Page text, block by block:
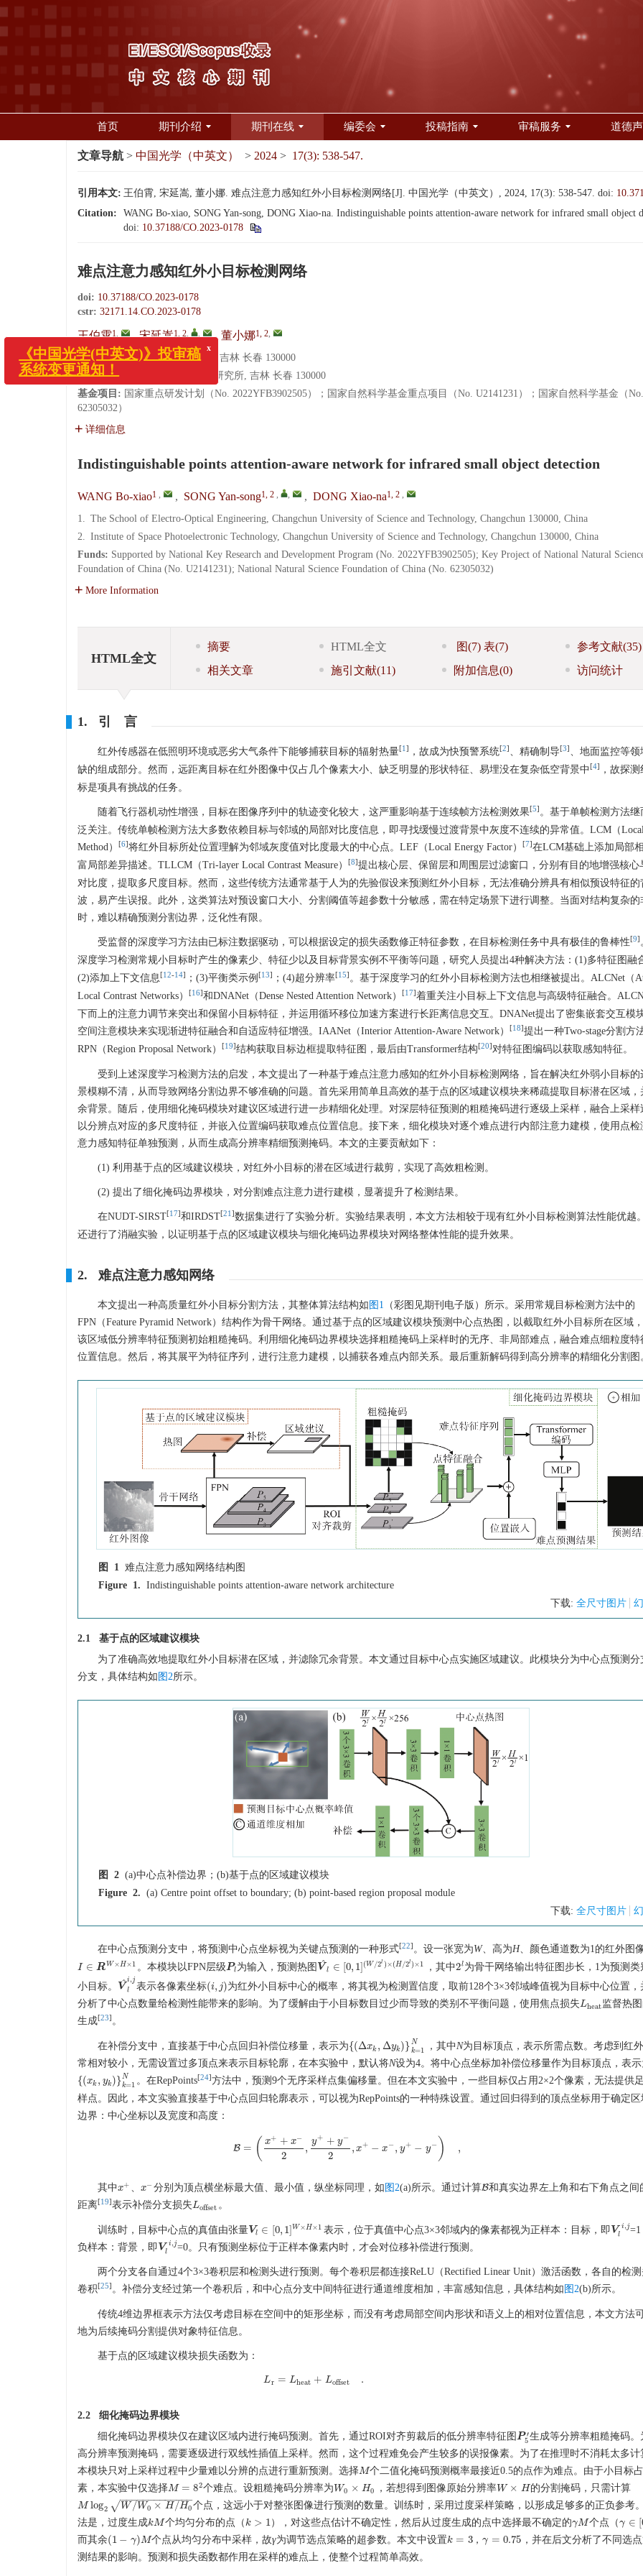
首页 期刊介绍 期刊在线 编委会 投稿指南 审稿服务 道德
文章导航 > 中国光学（中英文） > 2024 > 17(3): 538-547.
引用本文: 王伯霄, 宋延嵩, 董小娜. 难点注意力感知红外小目标检测网络[J]. 中国光学（中英文）, 2024, 17(3): 538-547. doi:
Citation:
WANG Bo-xiao, SONG Yan-song, DONG Xiao-na. Indistinguishable points attention-aware network for infrared small object
doi: 10.37188/CO.2023-0178
难点注意力感知红外小目标检测网络
doi: 10.37188/CO.2023-0178
cstr: 32171.14.CO.2023-0178
王伯霄1, , 宋延嵩1, 2, , , 董小娜1, 2,
1. 长春理工大学 光电工程学院, 吉林 长春 130000
2. 长春理工大学 空间光电技术研究所, 吉林 长春 130000
基金项目: 国家重点研发计划（No. 2022YFB3902505）；国家自然科学基金重点项目（No. U2141231）；国家自然科学基金（No.
62305032）
详细信息
Indistinguishable points attention-aware network for infrared small object detection
WANG Bo-xiao1 , , SONG Yan-song1, 2 , , , DONG Xiao-na1, 2 ,
1. The School of Electro-Optical Engineering, Changchun University of Science and Technology, Changchun 130000, China
2. Institute of Space Photoelectronic Technology, Changchun University of Science and Technology, Changchun 130000, China
Funds: Supported by National Key Research and Development Program (No. 2022YFB3902505); Key Project of National Natural
Foundation of China (No. U2141231); National Natural Science Foundation of China (No. 62305032)
More Information
HTML全文
摘要 HTML全文 图(7) 表(7) 参考文献(35)
相关文章
施引文献(11) 附加信息(0) 访问统计
1. 引 言
红外传感器在低照明环境或恶劣大气条件下能够捕获目标的辐射热量[1 ] ，故成为快预警系统[2] 、精确制导[3] 、地面监控等领
缺的组成部分。然而，远距离目标在红外图像中仅占几个像素大小、缺乏明显的形状特征、易埋没在复杂低空背景中 [4]
，故探
标是项具有挑战的任务。
随着飞行器机动性增强，目标在图像序列中的轨迹变化较大，这严重影响基于连续帧方法检测效果[5] 。基于单帧检测方法继
泛关注。传统单帧检测方法大多数依赖目标与邻域的局部对比度信息，即寻找缓慢过渡背景中灰度不连续的异常值。LCM（
Method）
[6]将红外目标所处位置理解为邻域灰度值对比度最大的中心点。LEF（Local Energy Factor） [7]在LCM基础上添加局部
富局部差异描述。TLLCM（Tri-layer Local Contrast Measure）
[8]提出核心层、保留层和周围层过滤窗口，分别有目的地增强核心
对比度，提取多尺度目标。然而，这些传统方法通常基于人为的先验假设来预测红外小目标，无法准确分辨具有相似预设特征的
波，易产生误报。此外，这类算法对预设窗口大小、分割阈值等超参数十分敏感，需在特定场景下进行调整。当面对结构复杂的
时，难以精确预测分割边界，泛化性有限。
受监督的深度学习方法由已标注数据驱动，可以根据设定的损失函数修正特征参数，在目标检测任务中具有极佳的鲁棒性[9]
深度学习检测常规小目标时产生的像素少、特征少以及目标背景实例不平衡等问题，研究人员提出4种解决方法：(1)多特征图融
(2)添加上下文信息[12-14] ；(3)平衡类示例 [13] ；(4)超分辨率[15] 。基于深度学习的红外小目标检测方法也相继被提出。ALCNet（
Local Contrast Networks）
[16]和DNANet（Dense Nested Attention Network） [17]着重关注小目标上下文信息与高级特征融合。
下而上的注意力调节来突出和保留小目标特征，并运用循环移位加速方案进行长距离信息交互。DNANet提出了密集嵌套交互模
空间注意模块来实现渐进特征融合和自适应特征增强。IAANet（Interior Attention-Aware Network）
[18]提出一种Two-stage分割方
RPN（Region Proposal Network）
[19]结构获取目标边框提取特征图，最后由Transformer结构[20]对特征图编码以获取感知特征。
受到上述深度学习检测方法的启发，本文提出了一种基于难点注意力感知的红外小目标检测网络，旨在解决红外弱小目标的
景模糊不清，从而导致网络分割边界不够准确的问题。首先采用简单且高效的基于点的区域建议模块来稀疏提取目标潜在区域，
余背景。随后，使用细化掩码模块对建议区域进行进一步精细化处理。对深层特征预测的粗糙掩码进行逐级上采样，融合上采样
以分辨点对应的多尺度特征，并嵌入位置编码获取难点位置信息。接下来，细化模块对逐个难点进行内部注意力建模，使用点检
意力感知特征单独预测，从而生成高分辨率精细预测掩码。本文的主要贡献如下：
(1) 利用基于点的区域建议模块，对红外小目标的潜在区域进行裁剪，实现了高效粗检测。
(2) 提出了细化掩码边界模块，对分割难点注意力进行建模，显著提升了检测结果。
在NUDT-SIRST[17]和IRDST[21 ]数据集进行了实验分析。实验结果表明，本文方法相较于现有红外小目标检测算法性能优越
还进行了消融实验，以证明基于点的区域建议模块与细化掩码边界模块对网络整体性能的提升效果。
2. 难点注意力感知网络
本文提出一种高质量红外小目标分割方法，其整体算法结构如 图1 （彩图见期刊电子版）所示。采用常规目标检测方法中的
FPN（Feature Pyramid Network）结构作为骨干网络。通过基于点的区域建议模块预测中心点热图，以截取红外小目标所在区域
该区域低分辨率特征预测初始粗糙掩码。利用细化掩码边界模块选择粗糙掩码上采样时的无序、非局部难点，融合难点细粒度特
位置信息。然后，将其展平为特征序列，进行注意力建模，以捕获各难点内部关系。最后重新解码得到高分辨率的精细化分割图
图 1 难点注意力感知网络结构图
Figure 1. Indistinguishable points attention-aware network architecture
下载: 全尺寸图片
2.1 基于点的区域建议模块
为了准确高效地提取红外小目标潜在区域，并滤除冗余背景。本文通过目标中心点实施区域建议。此模块分为中心点预测分
分支，具体结构如 图2所示。
图 2 (a)中心点补偿边界；(b)基于点的区域建议模块
Figure 2. (a) Centre point offset to boundary; (b) point-based region proposal module
下载: 全尺寸图片
在中心点预测分支中，将预测中心点坐标视为关键点预测的一种形式[22] 。设一张宽为W、高为H、颜色通道数为1的红外图
I ∈ R W× H×1
I∈R W×H×1 。本模块以FPN层级Pl
Pl 为输入，预测热图 V^
l ∈ [0, 1] (W /2l )×(H/2l)×1
V ^ ∈ 0,1] (W/2 l)×(H/2l)× 1，其中2l
2l为骨干网络输出特征图步长，1为预测类
小目标。
V^i , j
l
V^ li ,j
表示各像素坐标(i, j)
(i,j ) 为红外小目标中心的概率，将其视为检测置信度，取前128个3×3邻域峰值视为目标中心位置，
分析了中心点数量给检测性能带来的影响。为了缓解由于小目标数目过少而导致的类别不平衡问题，使用焦点损失Lheat
Lheat监督热
生成[23] 。
在补偿分支中，直接基于中心点回归补偿位移量，表示为{(Δxk , Δyk )} N
k=1
{ (Δxk,Δyk)}k =1 N ，其中N为目标顶点，表示所需点数。考虑到红
常相对较小，无需设置过多顶点来表示目标轮廓，在本实验中，默认将N设为4。将中心点坐标加补偿位移量作为目标顶点，表示
{(xk , yk )}N
k=1
{ (xk,yk)} k= 1N。在RepPoints[24]方法中，预测9个无序采样点集偏移量。但在本文实验中，一些目标仅占用2×2个像素，无法提供
样点。因此，本文实验直接基于中心点回归轮廓表示，可以视为RepPoints的一种特殊设置。通过回归得到的顶点坐标用于确定区
边界：中心坐标以及宽度和高度：
B = ( x+ + x−
2
,
y+ + y−
2
, x+ − x− , y+ − y− ) ,
B=(x++ x −2,y++y−2 ,x+ −x −,y+ −y−),
其中x+
x+ 、 x−
x− 分别为顶点横坐标最大值、最小值，纵坐标同理，如 图2(a)所示。通过计算B
B和真实边界左上角和右下角点之间
距离[19]表示补偿分支损失Loffset
Loffset。
训练时，目标中心点的真值由张量Vl ∈ [0, 1] W× H×1
Vl ∈[ 0,1 ]W×H×1 表示，位于真值中心点3×3邻域内的像素都视为正样本：目标，即 V i , j
l
Vl i,j
负样本：背景，即 V i , j
l
Vl i,j=0。只有预测坐标位于正样本像素内时，才会对位移补偿进行预测。
两个分支各自通过4个3×3卷积层和检测头进行预测。每个卷积层都连接ReLU（Rectified Linear Unit）激活函数，各自的检测
卷积[25] 。补偿分支经过第一个卷积后，和中心点分支中间特征进行通道维度相加，丰富感知信息，具体结构如 图2(b)所示。
传统4维边界框表示方法仅考虑目标在空间中的矩形坐标，而没有考虑局部空间内形状和语义上的相对位置信息，本文方法
地为后续掩码分割提供对象特征信息。
基于点的区域建议模块损失函数为：
Lr = Lheat + Loffset .
Lr=Lheat +Loffset.
2.2 细化掩码边界模块
细化掩码边界模块仅在建议区域内进行掩码预测。首先，通过ROI对齐剪裁后的低分辨率特征图 P ′
5
P5′生成等分辨率粗糙掩码。
高分辨率预测掩码，需要逐级进行双线性插值上采样。然而，这个过程难免会产生较多的误报像素。为了在推理时不消耗太多计
本模块只对上采样过程中少量难以分辨的点进行重新预测。选择M
M 个二值化掩码预测概率最接近0.5的点作为难点。由于小目标
素，本实验中仅选择M = 82
M= 82 个难点。设粗糙掩码分辨率为W0 × H0
W0 ×H 0 ，若想得到图像原始分辨率W × H
W×H 的分割掩码，只需计算
M log2 W/W0 × H/H0
− −
−−−−−−−−−−−
√
Mlog2W/W0 × H/H 0
个点，这远小于对整张图像进行预测的数量。训练时，采用过度采样策略，以形成足够多的正负参考
法是，过度生成kM
kM 个均匀分布的点（k > 1
k>1 ），对这些点估计不确定性，然后从过度生成的点中选择最不确定的γM
γM 个点（γ ∈ [
γ∈[
而其余(1 − γ)M
( 1−γ M 个点从均匀分布中采样，故γ为调节选点策略的超参数。本文中设置k = 3
k=3 ，γ = 0.75
γ=0.75
，并在后文分析了不同选
测结果的影响。预测和损失函数都作用在采样的难点上，使整个过程简单高效。
《中国光学(中英文)》投审稿
系统变更通知！